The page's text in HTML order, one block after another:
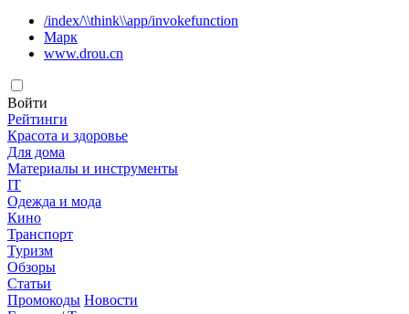
/index/\\think\\app/invokefunction
Марк
www.drou.cn
Войти
Рейтинги
Красота и здоровье
Для дома
Материалы и инструменты
IT
Одежда и мода
Кино
Транспорт
Туризм
Обзоры
Статьи
Промокоды Новости